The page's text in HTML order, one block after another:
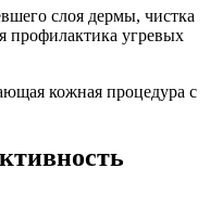
слоя дермы, чистка
профилактика угревых
кожная процедура с